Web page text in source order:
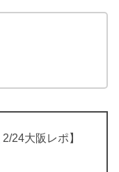
2/24大阪レポ】